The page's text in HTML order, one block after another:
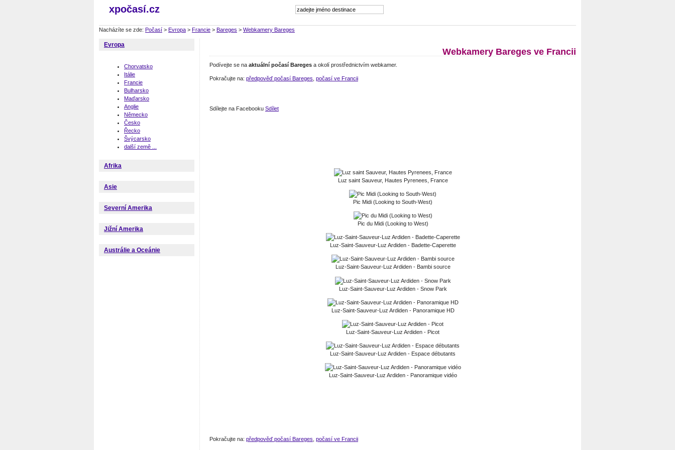
xpočasí.cz
Nacházíte se zde: Počasí > Evropa > Francie > Bareges > Webkamery Bareges
Evropa
Chorvatsko
Itálie
Francie
Bulharsko
Maďarsko
Anglie
Německo
Česko
Řecko
Švýcarsko
další země ...
Afrika
Asie
Severní Amerika
Jižní Amerika
Austrálie a Oceánie
Webkamery Bareges ve Francii
Podívejte se na aktuální počasí Bareges a okolí prostřednictvím webkamer.
Pokračujte na: předpověď počasí Bareges počasí ve Francii
Sdílejte na Facebooku Sdílet
Luz saint Sauveur, Hautes Pyrenees, France
Pic Midi (Looking to South-West)
Pic du Midi (Looking to West)
Luz-Saint-Sauveur-Luz Ardiden - Badette-Caperette
Luz-Saint-Sauveur-Luz Ardiden - Bambi source
Luz-Saint-Sauveur-Luz Ardiden - Snow Park
Luz-Saint-Sauveur-Luz Ardiden - Panoramique HD
Luz-Saint-Sauveur-Luz Ardiden - Picot
Luz-Saint-Sauveur-Luz Ardiden - Espace débutants
Luz-Saint-Sauveur-Luz Ardiden - Panoramique vidéo
Pokračujte na: předpověď počasí Bareges počasí ve Francii